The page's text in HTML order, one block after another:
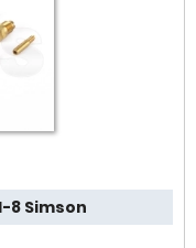
8 Simson